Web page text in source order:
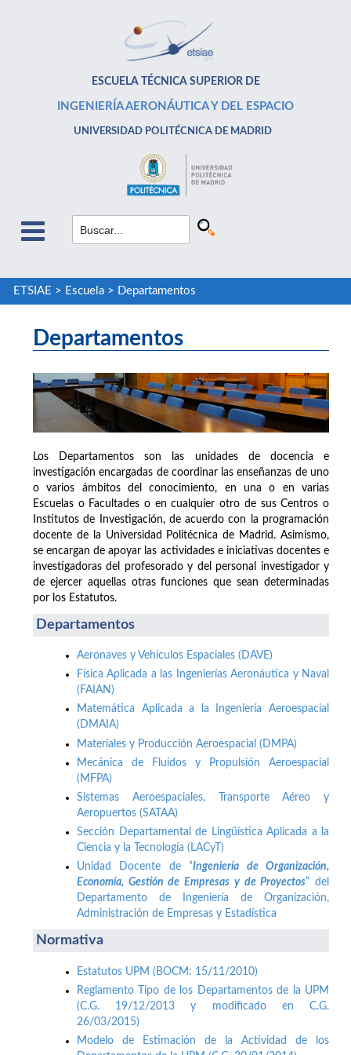
ESCUELA TÉCNICA SUPERIOR DE
INGENIERÍA AERONÁUTICA Y DEL ESPACIO
UNIVERSIDAD POLITÉCNICA DE MADRID
ETSIAE > Escuela> Departamentos
Departamentos
Los Departamentos son las unidades de docencia e
investigación encargadas de coordinar las enseñanzas de uno
o varios ámbitos del conocimiento, en una o en varias
Escuelas o Facultades o en cualquier otro de sus Centros o
Institutos de Investigación, de acuerdo con la programación
docente de la Universidad Politécnica de Madrid. Asimismo,
se encargan de apoyar las actividades e iniciativas docentes e
investigadoras del profesorado y del personal investigador y
de ejercer aquellas otras funciones que sean determinadas
por los Estatutos.
Departamentos
Aeronaves y Vehículos Espaciales (DAVE)
Física Aplicada a las Ingenierías Aeronáutica y Naval
(FAIAN)
Matemática Aplicada a la Ingeniería Aeroespacial
(DMAIA)
Materiales y Producción Aeroespacial (DMPA)
Mecánica de Fluidos y Propulsión Aeroespacial
(MFPA)
Sistemas Aeroespaciales, Transporte Aéreo y
Aeropuertos (SATAA)
Sección Departamental de Lingüística Aplicada a la
Ciencia y la Tecnología (LACyT)
Unidad Docente de “Ingeniería de Organización,
Economía, Gestión de Empresas y de Proyectos” del
Departamento de Ingeniería de Organización,
Administración de Empresas y Estadística
Normativa
Estatutos UPM (BOCM: 15/11/2010)
Reglamento Tipo de los Departamentos de la UPM
(C.G. 19/12/2013 y modificado en C.G.
26/03/2015)
Modelo de Estimación de la Actividad de los